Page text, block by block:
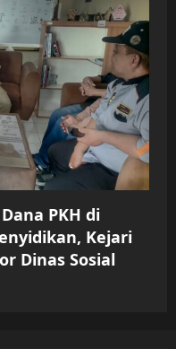
PKH di
Kejari
Dinas Sosial